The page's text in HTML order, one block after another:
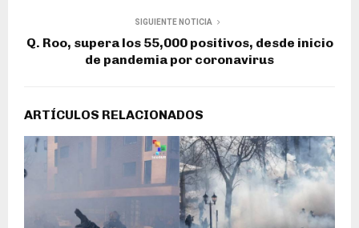
SIGUIENTE NOTICIA
Q. Roo, supera los 55,000 positivos, desde inicio
de pandemia por coronavirus
ARTÍCULOS RELACIONADOS